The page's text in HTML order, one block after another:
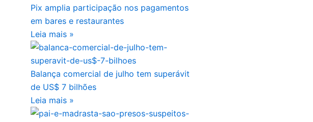
Pix amplia participação nos pagamentos
em bares e restaurantes
Leia mais »
Balança comercial de julho tem superávit
de US$ 7 bilhões
Leia mais »